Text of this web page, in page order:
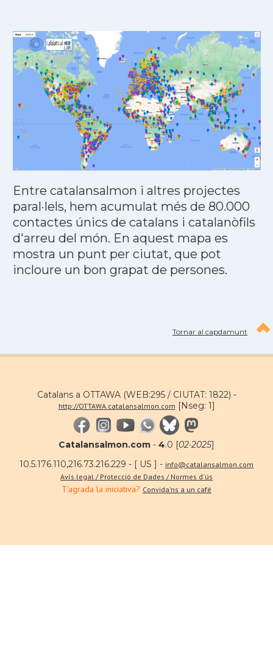
Entre catalansalmon i altres projectes
paral·lels, hem acumulat més de 80.000
contactes únics de catalans i catalanòfils
d'arreu del món. En aquest mapa es
mostra un punt per ciutat, que pot
incloure un bon grapat de persones.
Tornar al capdamunt
Catalans a OTTAWA (WEB:295 / CIUTAT: 1822) -
http://OTTAWA.catalansalmon.com [Nseg: 1]
Catalansalmon.com - 4.0 [02·2025]
10.5.176.110,216.73.216.229 - [ US ] - info@catalansalmon.com
Avís legal / Protecció de Dades / Normes d'ús
T'agrada la iniciativa? Convida'ns a un café